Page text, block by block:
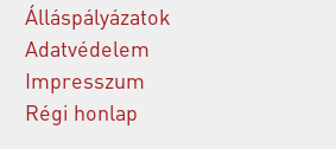
Álláspályázatok
Adatvédelem
Impresszum
Régi honlap